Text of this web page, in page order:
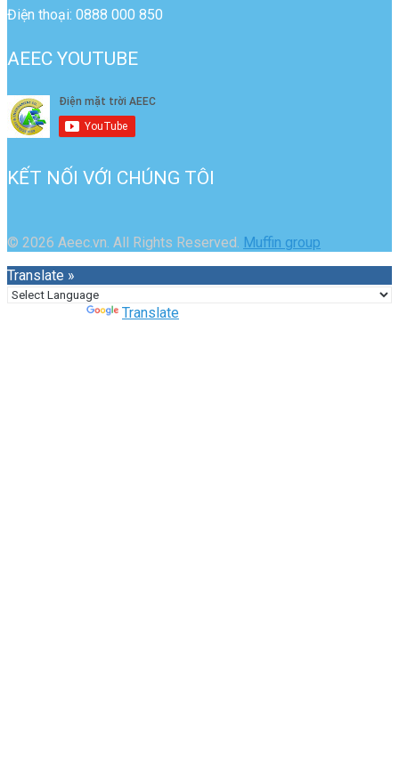
Điện thoại: 0888 000 850
AEEC YOUTUBE
KẾT NỐI VỚI CHÚNG TÔI
© 2026 Aeec.vn. All Rights Reserved. Muffin group
Translate »
Translate